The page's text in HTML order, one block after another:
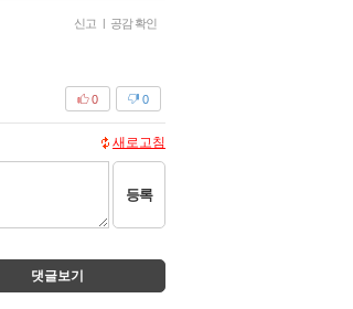
신고 | 공감 확인
0
0
새로고침
등록
댓글보기